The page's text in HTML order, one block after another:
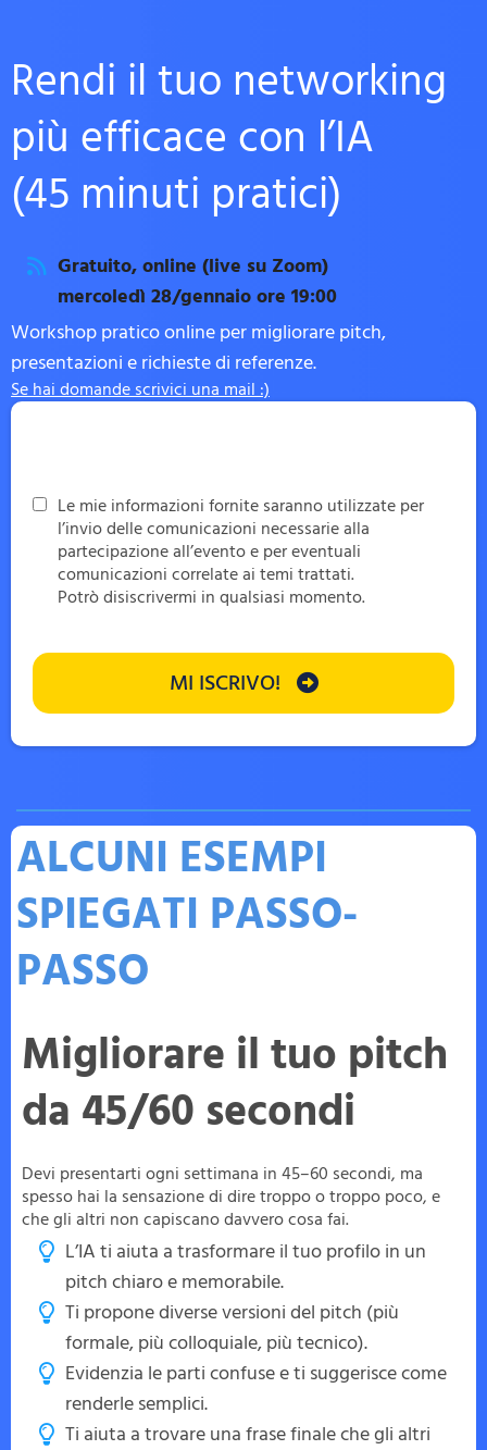
Rendi il tuo networking
più efficace con l’IA
(45 minuti pratici)
Gratuito, online (live su Zoom)
mercoledì 28/gennaio ore 19:00
Workshop pratico online per migliorare pitch,
presentazioni e richieste di referenze.
Se hai domande scrivici una mail :)
Le mie informazioni fornite saranno utilizzate per
l’invio delle comunicazioni necessarie alla
partecipazione all’evento e per eventuali
comunicazioni correlate ai temi trattati.
Potrò disiscrivermi in qualsiasi momento.
MI ISCRIVO!
ALCUNI ESEMPI
SPIEGATI PASSO-
PASSO
Migliorare il tuo pitch
da 45/60 secondi
Devi presentarti ogni settimana in 45–60 secondi, ma
spesso hai la sensazione di dire troppo o troppo poco, e
che gli altri non capiscano davvero cosa fai.
L’IA ti aiuta a trasformare il tuo profilo in un
pitch chiaro e memorabile.
Ti propone diverse versioni del pitch (più
formale, più colloquiale, più tecnico).
Evidenzia le parti confuse e ti suggerisce come
renderle semplici.
Ti aiuta a trovare una frase finale che gli altri